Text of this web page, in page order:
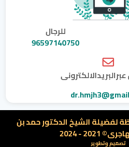
للرجال
96597140750
الشيخ الدكتور حمد بن
2021 - 2024
تصميم وتطوير